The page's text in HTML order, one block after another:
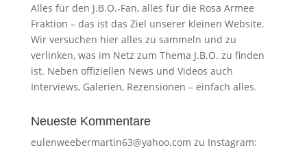
Alles für den J.B.O.-Fan, alles für die Rosa Armee
Fraktion – das ist das Ziel unserer kleinen Website.
Wir versuchen hier alles zu sammeln und zu
verlinken, was im Netz zum Thema J.B.O. zu finden
ist. Neben offiziellen News und Videos auch
Interviews, Galerien, Rezensionen – einfach alles.
Neueste Kommentare
eulenweebermartin63@yahoo.com zu Instagram: